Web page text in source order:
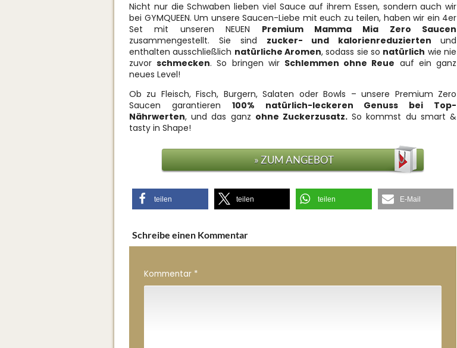
Nicht nur die Schwaben lieben viel Sauce auf ihrem Essen, sondern auch wir
bei GYMQUEEN. Um unsere Saucen-Liebe mit euch zu teilen, haben wir ein 4er
Set mit unseren NEUEN Premium Mamma Mia Zero Saucen
zusammengestellt. Sie sind zucker- und kalorienreduzierten und
enthalten ausschließlich natürliche Aromen, sodass sie so natürlich wie nie
zuvorschmecken. So bringen wir Schlemmen ohne Reue auf ein ganz
neues Level!
Ob zu Fleisch, Fisch, Burgern, Salaten oder Bowls – unsere Premium Zero
Saucen garantieren 100% natürlich-leckeren Genuss bei Top-
Nährwerten, und das ganz ohne Zuckerzusatz. So kommst du smart &
tasty in Shape!
» ZUM ANGEBOT
teilen teilen teilen E-Mail
Schreibe einen Kommentar
Kommentar *